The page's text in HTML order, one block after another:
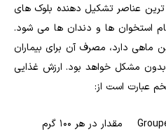
ترین عناصر تشکیل دهنده بلوک های
استخوان ها و دندان ها می شود.
ماهی دارد، مصرف آن برای بیماران
مشکل خواهد بود. ارزش غذایی
مقدار در هر ۱۰۰ گرم